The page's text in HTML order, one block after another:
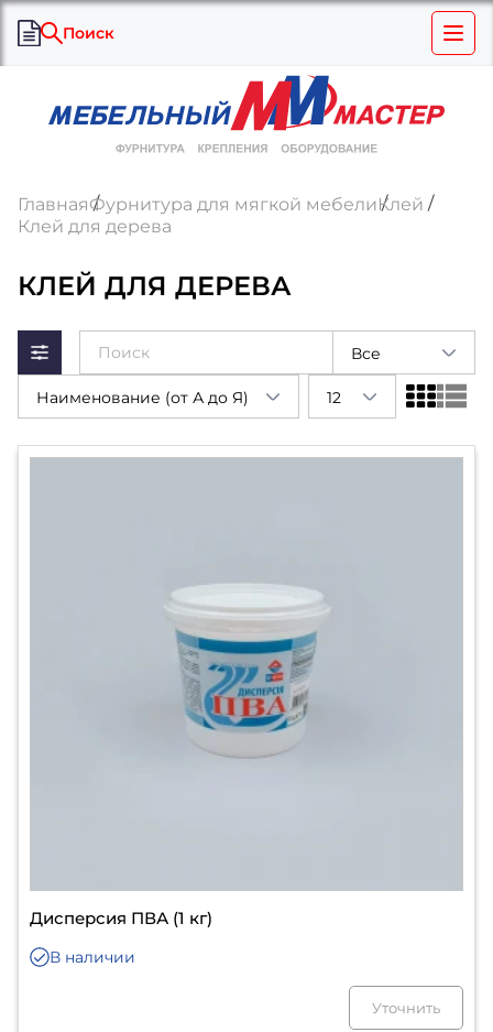
Поиск
ГлавнаяФурнитура для мягкой мебелиКлей
Клей для дерева
КЛЕЙ ДЛЯ ДЕРЕВА
Все
Наименование (от А до Я) 12
Дисперсия ПВА (1 кг)
В наличии
Уточнить